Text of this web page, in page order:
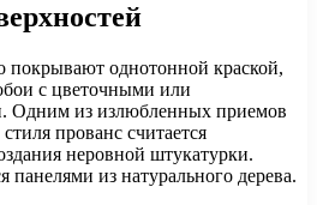
покрывают однотонной краской,
с цветочными или
Одним из излюбленных приемов
прованс считается
неровной штукатурки.
из натурального дерева.